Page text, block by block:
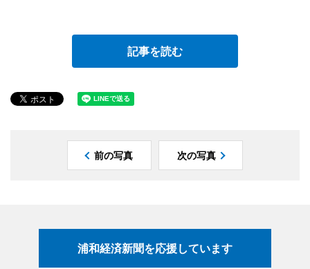
記事を読む
前の写真 次の写真
浦和経済新聞を応援しています